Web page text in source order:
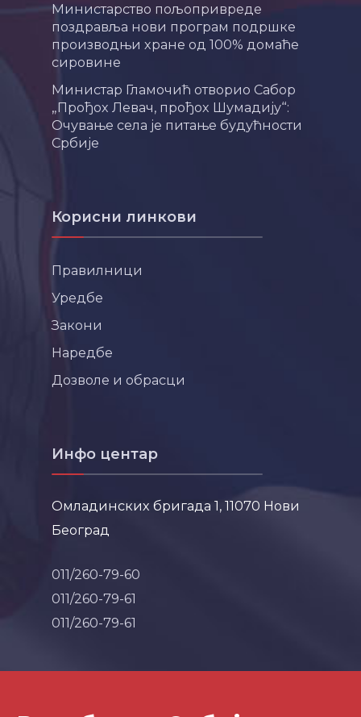
Министарство пољопривреде
поздравља нови програм подршке
производњи хране од 100% домаће
сировине
Министар Гламочић отворио Сабор
„Прођох Левач, прођох Шумадију“:
Очување села је питање будућности
Србије
Корисни линкови
Правилници
Уредбе
Закони
Наредбе
Дозволе и обрасци
Инфо центар
Омладинских бригада 1, 11070 Нови
Београд
011/260-79-60
011/260-79-61
011/260-79-61